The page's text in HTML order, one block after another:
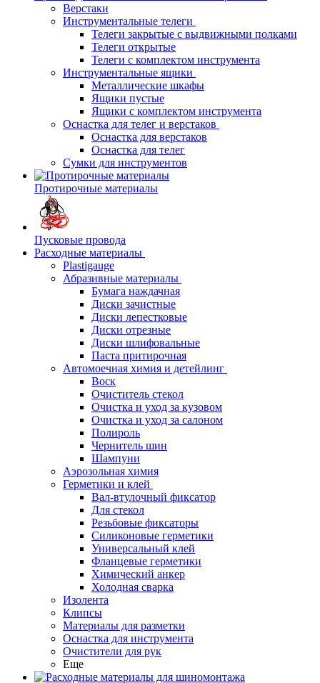
Верстаки
Инструментальные телеги
Телеги закрытые с выдвижными полками
Телеги открытые
Телеги с комплектом инструмента
Инструментальные ящики
Металлические шкафы
Ящики пустые
Ящики с комплектом инструмента
Оснастка для телег и верстаков
Оснастка для верстаков
Оснастка для телег
Сумки для инструментов
Протирочные материалы
Пусковые провода
Расходные материалы
Plastigauge
Абразивные материалы
Бумага наждачная
Диски зачистные
Диски лепестковые
Диски отрезные
Диски шлифовальные
Паста притирочная
Автомоечная химия и детейлинг
Воск
Очиститель стекол
Очистка и уход за кузовом
Очистка и уход за салоном
Полироль
Чернитель шин
Шампуни
Аэрозольная химия
Герметики и клей
Вал-втулочный фиксатор
Для стекол
Резьбовые фиксаторы
Силиконовые герметики
Универсальный клей
Фланцевые герметики
Химический анкер
Холодная сварка
Изолента
Клипсы
Материалы для разметки
Оснастка для инструмента
Очистители для рук
Еще